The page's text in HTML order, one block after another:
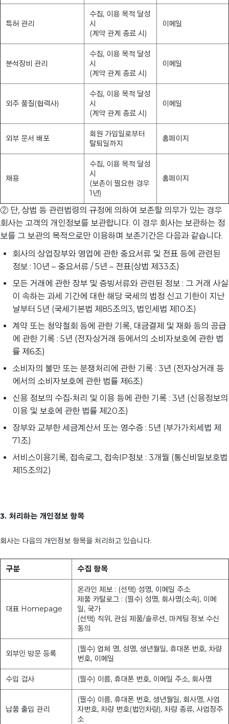
특허 관리
수집, 이용 목적 달성
시
(계약 관계 종료 시)
이메일
분석장비 관리
수집, 이용 목적 달성
시
(계약 관계 종료 시)
이메일
외주 품질(협력사)
수집, 이용 목적 달성
시
(계약 관계 종료 시)
이메일
외부 문서 배포
회원 가입일로부터
탈퇴일까지
홈페이지
채용
수집, 이용 목적 달성
시
(보존이 필요한 경우
1년)
홈페이지
② 단, 상법 등 관련법령의 규정에 의하여 보존할 의무가 있는 경우
회사는 고객의 개인정보를 보관합니다. 이 경우 회사는 보관하는 정
보를 그 보관의 목적으로만 이용하며 보존기간은 다음과 같습니다.
회사의 상업장부와 영업에 관한 중요서류 및 전표 등에 관련된
정보 : 10년 – 중요서류 / 5년 – 전표(상법 제33조)
모든 거래에 관한 장부 및 증빙서류와 관련된 정보 : 그 거래 사실
이 속하는 과세 기간에 대한 해당 국세의 법정 신고 기한이 지난
날부터 5년 (국세기본법 제85조의3, 법인세법 제10조)
계약 또는 청약철회 등에 관한 기록, 대금결제 및 재화 등의 공급
에 관한 기록 : 5년 (전자상거래 등에서의 소비자보호에 관한 법
률 제6조)
소비자의 불만 또는 분쟁처리에 관한 기록 : 3년 (전자상거래 등
에서의 소비자보호에 관한 법률 제6조)
신용 정보의 수집•처리 및 이용 등에 관한 기록 : 3년 (신용정보의
이용 및 보호에 관한 법률 제20조)
장부와 교부한 세금계산서 또는 영수증 : 5년 (부가가치세법 제
71조)
서비스이용기록, 접속로그, 접속IP정보 : 3개월 (통신비밀보호법
제15조의2)
3. 처리하는 개인정보 항목
회사는 다음의 개인정보 항목을 처리하고 있습니다.
구분 수집 항목
대표 Homepage
온라인 제보 : (선택) 성명, 이메일 주소
제품 카탈로그 : (필수) 성명, 회사명(소속), 이메
일, 국가
(선택) 직위, 관심 제품/솔루션, 마케팅 정보 수신
동의
외부인 방문 등록
(필수) 업체 명, 성명, 생년월일, 휴대폰 번호, 차량
번호, 이메일
수입 검사 (필수) 이름, 휴대폰 번호, 이메일 주소, 회사명
납품 출입 관리
(필수) 이름, 휴대폰 번호, 생년월일, 회사명, 사업
자번호, 차량 번호(법인차량), 차량 종류, 사업장주
소